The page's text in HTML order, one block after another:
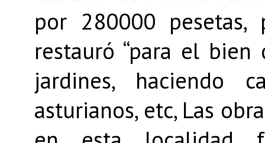
por 280000
restauró “para el bien
jardines, haciendo
asturianos, etc, Las